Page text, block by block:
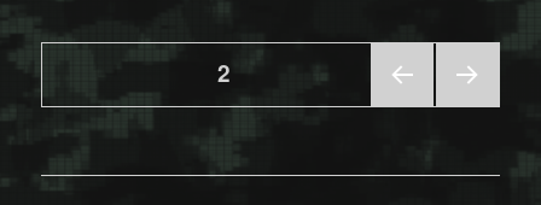
Posts
pagination
PRE
PAGE
PAGE2
NEX